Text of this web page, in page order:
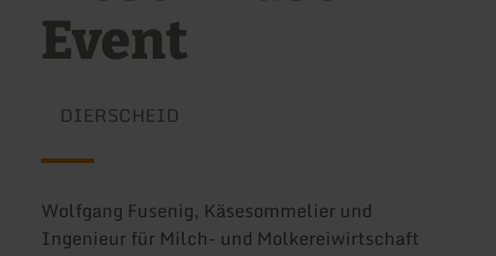
Event
DIERSCHEID
Wolfgang Fusenig, Käsesommelier und
Ingenieur für Milch- und Molkereiwirtschaft